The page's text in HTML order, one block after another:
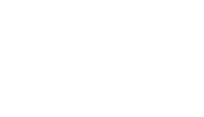
in der Stadt LiaoCheng, China. Als führender Hersteller von